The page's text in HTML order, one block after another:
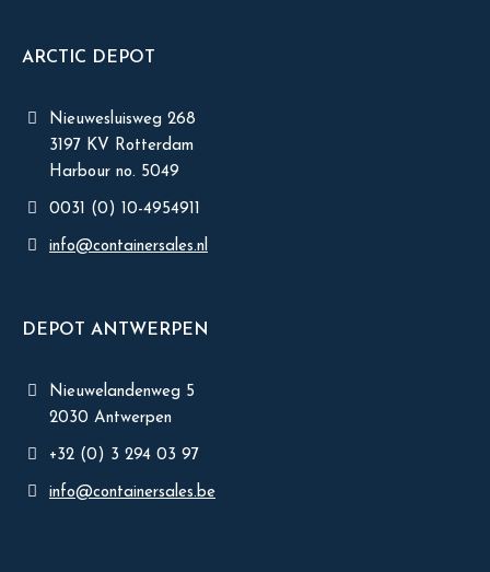
ARCTIC DEPOT
Nieuwesluisweg 268
3197 KV Rotterdam
Harbour no. 5049
0031 (0) 10-4954911
info@containersales.nl
DEPOT ANTWERPEN
Nieuwelandenweg 5
2030 Antwerpen
+32 (0) 3 294 03 97
info@containersales.be